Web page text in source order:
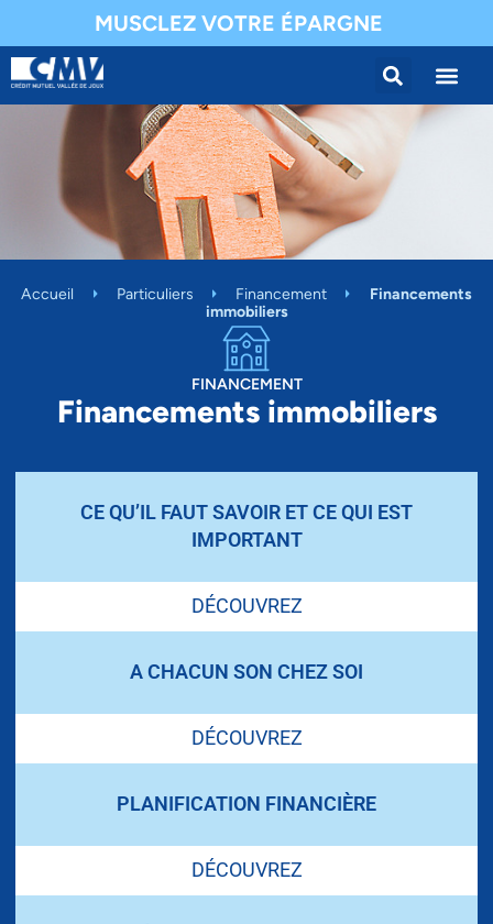
MUSCLEZ VOTRE ÉPARGNE
Accueil Particuliers Financement
Financements
immobiliers
FINANCEMENT
Financements immobiliers
CE QU’IL FAUT SAVOIR ET CE QUI EST
IMPORTANT
DÉCOUVREZ
A CHACUN SON CHEZ SOI
DÉCOUVREZ
PLANIFICATION FINANCIÈRE
DÉCOUVREZ